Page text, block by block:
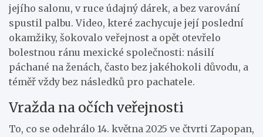
jejího salonu, v ruce údajný dárek, a bez varování
spustil palbu. Video, které zachycuje její poslední
okamžiky, šokovalo veřejnost a opět otevřelo
bolestnou ránu mexické společnosti: násilí
páchané na ženách, často bez jakéhokoli důvodu, a
téměř vždy bez následků pro pachatele.
Vražda na očích veřejnosti
To, co se odehrálo 14. května 2025 ve čtvrti Zapopan,